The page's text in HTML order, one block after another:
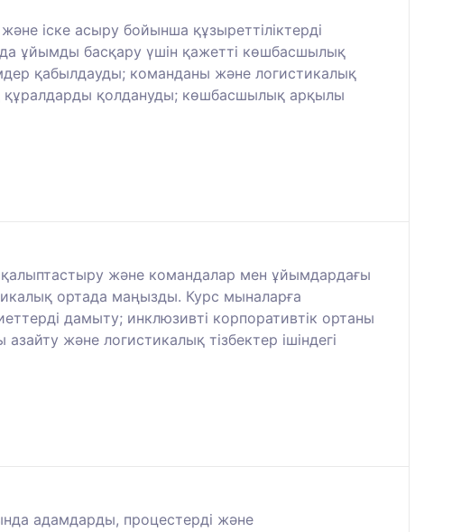
іске асыру бойынша құзыреттіліктерді
ұйымды басқару үшін қажетті көшбасшылық
қабылдауды; команданы және логистикалық
құралдарды қолдануды; көшбасшылық арқылы
және командалар мен ұйымдардағы
ортада маңызды. Курс мыналарға
дамыту; инклюзивті корпоративтік ортаны
және логистикалық тізбектер ішіндегі
адамдарды, процестерді және